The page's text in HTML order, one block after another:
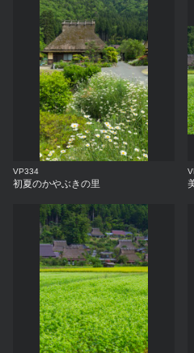
VP334
初夏のかやぶきの里